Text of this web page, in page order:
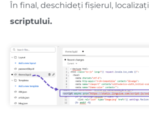
În final, deschideți fișierul, localizați
scriptului.